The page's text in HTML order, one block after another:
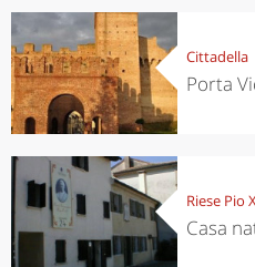
Cittadella
Porta
Riese Pio
Casa